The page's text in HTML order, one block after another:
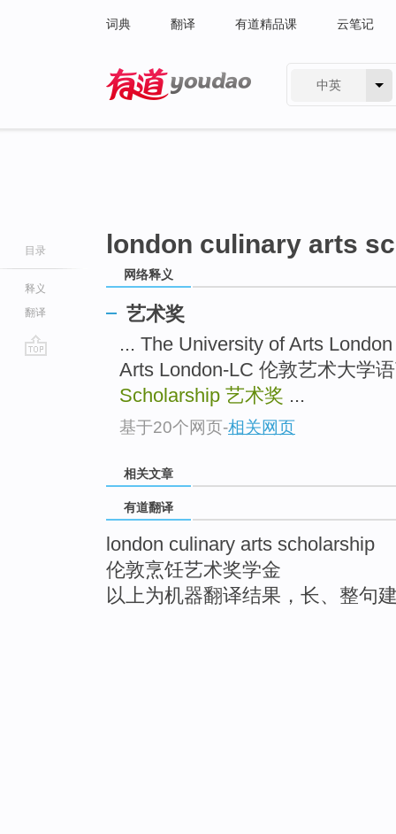
词典 翻译 有道精品课 云笔记
中英
目录
释义
翻译
london culinary arts
网络释义
艺术奖
... The University of Arts
Arts London-LC 伦敦艺术大学
Scholarship 艺术奖 ...
基于20个网页-相关网页
相关文章
有道翻译
london culinary arts scholarship
伦敦烹饪艺术奖学金
以上为机器翻译结果，长、整句